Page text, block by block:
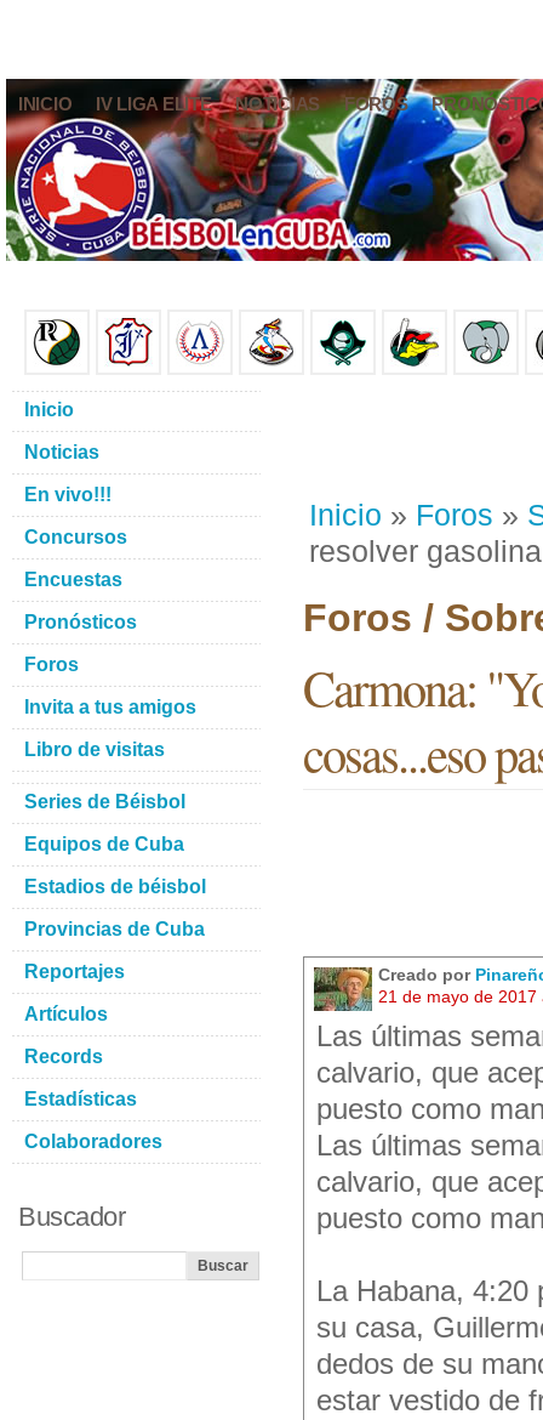
INICIO IV LIGA ELITE NOTICIAS FOROS
Inicio » Foros »
resolver
Foros /
Carmona:
cosas...eso
Creado por
21 de mayo de 2017
Las últimas
calvario, que
puesto como
Las últimas
calvario, que
puesto como
La Habana, 4:20
su casa,
dedos de su
estar vestido de
Inicio
Noticias
En vivo!!!
Concursos
Encuestas
Pronósticos
Foros
Invita a tus amigos
Libro de visitas
Series de Béisbol
Equipos de Cuba
Estadios de béisbol
Provincias de Cuba
Reportajes
Artículos
Records
Estadísticas
Colaboradores
Buscador